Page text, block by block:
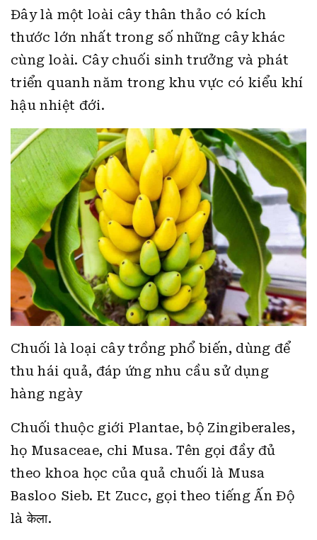
Đây là một loài cây thân thảo có kích
thước lớn nhất trong số những cây khác
cùng loài. Cây chuối sinh trưởng và phát
triển quanh năm trong khu vực có kiểu khí
hậu nhiệt đới.
Chuối là loại cây trồng phổ biến, dùng để
thu hái quả, đáp ứng nhu cầu sử dụng
hàng ngày
Chuối thuộc giới Plantae, bộ Zingiberales,
họ Musaceae, chi Musa. Tên gọi đầy đủ
theo khoa học của quả chuối là Musa
Basloo Sieb. Et Zucc, gọi theo tiếng Ấn Độ
là केला.